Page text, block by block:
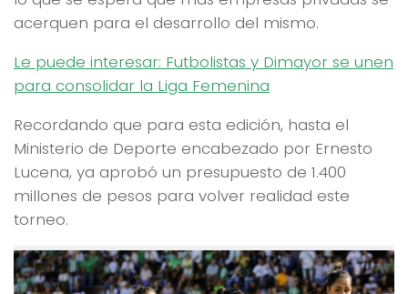
acerquen para el desarrollo del mismo.
Le puede interesar: Futbolistas y Dimayor se unen
para consolidar la Liga Femenina
Recordando que para esta edición, hasta el
Ministerio de Deporte encabezado por Ernesto
Lucena, ya aprobó un presupuesto de 1.400
millones de pesos para volver realidad este
torneo.